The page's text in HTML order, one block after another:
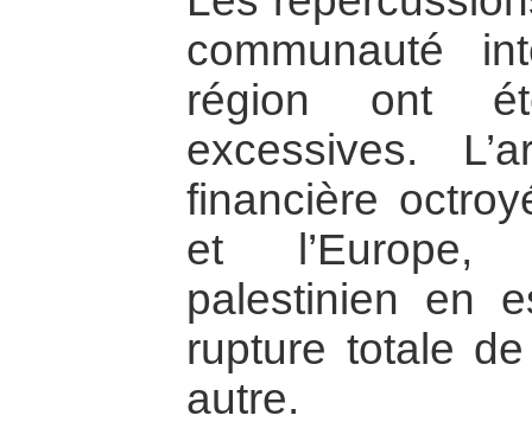
communauté
région ont
excessives.
financière
et l’Europe,
palestinien en
rupture totale
autre.